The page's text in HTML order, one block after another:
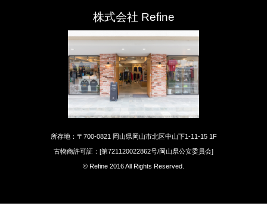
株式会社 Refine
所存地：〒700-0821 岡山県岡山市北区中山下1-11-15 1F
古物商許可証：[第721120022862号/岡山県公安委員会]
© Refine 2016 All Rights Reserved.